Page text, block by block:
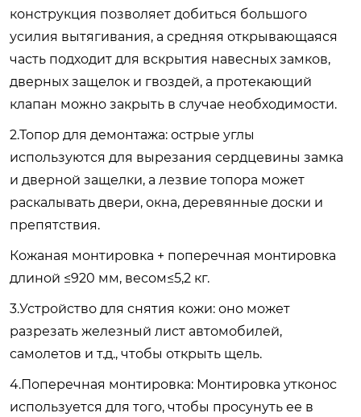
конструкция позволяет добиться большого
усилия вытягивания, а средняя открывающаяся
часть подходит для вскрытия навесных замков,
дверных защелок и гвоздей, а протекающий
клапан можно закрыть в случае необходимости.
2.Топор для демонтажа: острые углы
используются для вырезания сердцевины замка
и дверной защелки, а лезвие топора может
раскалывать двери, окна, деревянные доски и
препятствия.
Кожаная монтировка + поперечная монтировка
длиной ≤920 мм, весом≤5,2 кг.
3.Устройство для снятия кожи: оно может
разрезать железный лист автомобилей,
самолетов и т.д., чтобы открыть щель.
4.Поперечная монтировка: Монтировка утконос
используется для того, чтобы просунуть ее в